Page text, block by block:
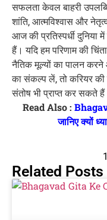
सफलता केवल बाहरी
शांति, आत्मविश्वास और
आज की प्रतिस्पर्धी दुनिया
हैं। यदि हम परिणाम की
नैतिक मूल्यों का पालन करने
का संकल्प लें, तो करियर
संतोष भी प्राप्त कर सकते
Read Also :
जानिए क्यों
1
Related Posts